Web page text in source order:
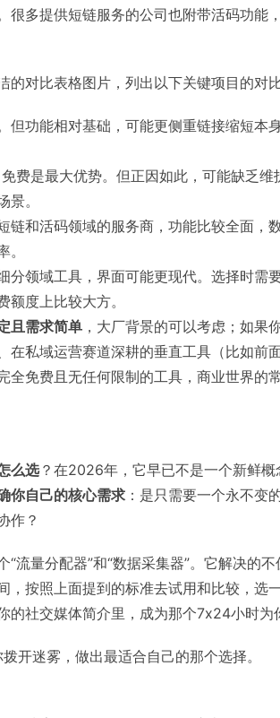
很多提供短链服务的公司也附带活码功能
的对比表格图片，列出以下关键项目的对比
但功能相对基础，可能更侧重链接缩短本
费是最大优势。但正因如此，可能缺乏
。
链和活码领域的服务商，功能比较全面，
分领域工具，界面可能更现代。选择时需
度上比较大方。
且需求简单 ，大厂背景的可以考虑；如果
在私域运营赛道深耕的垂直工具（比如前
全免费且无任何限制的工具，商业世界
么选？在2026年，它早已不是一个新鲜
你自己的核心需求 ：是只需要一个永不变
作？
“流量分配器”和“数据采集器”。它解决的
，按照上面提到的标准去试用和比较，选
社交媒体简介里，成为那个7x24小时为
开迷雾，做出最适合自己的那个选择。